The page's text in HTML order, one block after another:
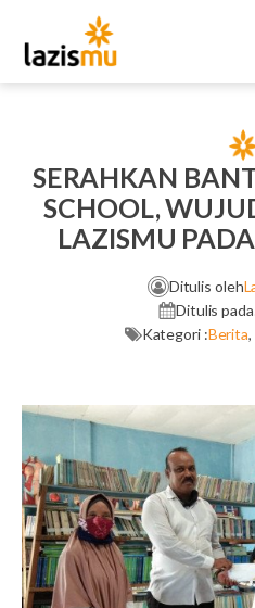
SERAHKAN
SCHOOL,
LAZISMU
Ditulis oleh
Ditulis pada
Kategori :Berita,